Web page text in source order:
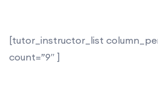
[tutor_instructor_list
count=”9″ ]